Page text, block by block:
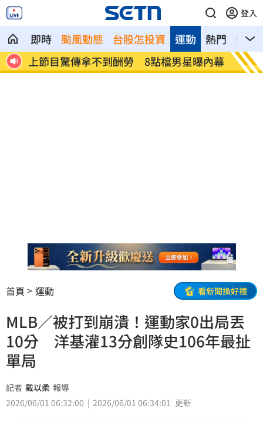
登入
即時 颱風動態 台股怎投資 熱門 影音
運動
長
上節目驚傳拿不到酬勞 8點檔男星曝內幕 白海
首頁 運動 看新聞換好禮
MLB／被打到崩潰！運動家0出局丟
10分 洋基灌13分創隊史106年最扯
單局
記者 戴以柔 報導
2026/06/01 06:32:00
2026/06/01 06:34:01 更新